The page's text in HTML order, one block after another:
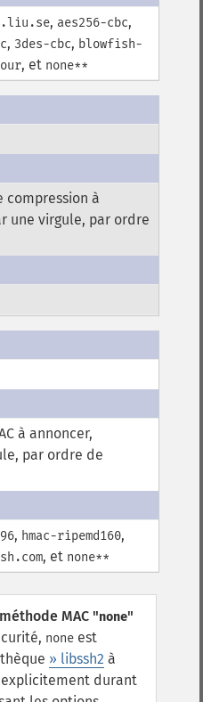
, aes256-cbc,
, 3des-cbc, blowfish-
, et none**
compression à
une virgule, par ordre
à annoncer,
par ordre de
, hmac-ripemd160,
, et none**
MAC "none"
none est
» libssh2 à
durant